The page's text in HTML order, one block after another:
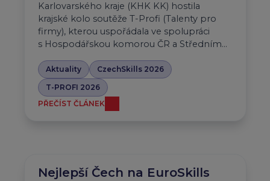
Karlovarského kraje (KHK KK) hostila
krajské kolo soutěže T-Profi (Talenty pro
firmy), kterou uspořádala ve spolupráci
s Hospodářskou komorou ČR a Středním…
Aktuality
CzechSkills 2026
T-PROFI 2026
PŘEČÍST ČLÁNEK
Nejlepší Čech na EuroSkills